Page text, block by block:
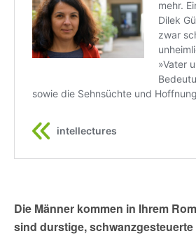
Die Männer kommen in Ihrem
sind durstige, schwanzgesteuerte